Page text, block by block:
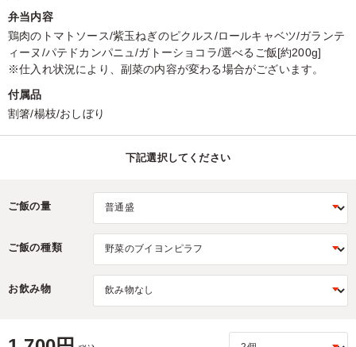
弁当内容
鶏肉のトマトソース/紫玉ねぎのピクルス/ロールキャベツ/ガランテ
ィーヌ/パテドカンパニュ/ガトーショコラ/選べるご飯[約200g]
※仕入れ状況により、副菜の内容が変わる場合がございます。
付属品
割箸/楊枝/おしぼり
下記選択してください
ご飯の量
ご飯の種類
お飲み物